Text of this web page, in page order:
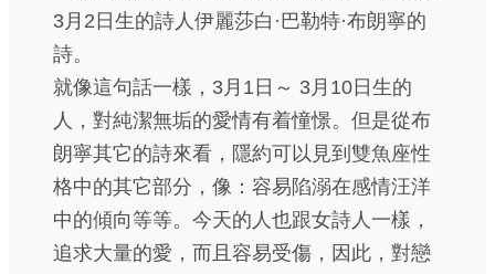
3月2日生的詩人伊麗莎白·巴勒特·布朗寧的
詩。
就像這句話一樣，3月1日～ 3月10日生的
人，對純潔無垢的愛情有着憧憬。但是從布
朗寧其它的詩來看，隱約可以見到雙魚座性
格中的其它部分，像：容易陷溺在感情汪洋
中的傾向等等。今天的人也跟女詩人一樣，
追求大量的愛，而且容易受傷，因此，對戀